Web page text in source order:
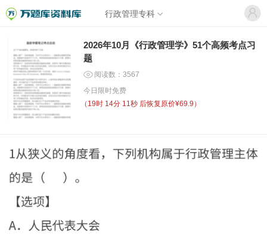
行政管理专科
2026年10月《行政管理学》51个高频考点习
题
阅读数：3567
今日限时免费
（ 19时 14分 11秒 后恢复原价¥69.9）